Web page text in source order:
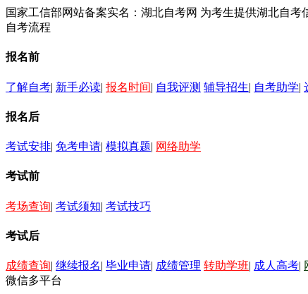
国家工信部网站备案实名：湖北自考网 为考生提供湖北自
自考流程
报名前
了解自考| 新手必读| 报名时间| 自我评测 辅导招生| 自考助学|
报名后
考试安排| 免考申请| 模拟真题| 网络助学
考试前
考场查询| 考试须知| 考试技巧
考试后
成绩查询| 继续报名| 毕业申请| 成绩管理 转助学班| 成人高考|
微信多平台